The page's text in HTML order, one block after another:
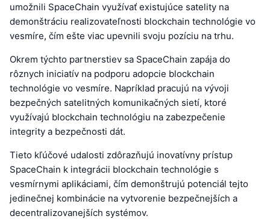
umožnili SpaceChain využívať existujúce satelity na
demonštráciu realizovateľnosti blockchain technológie vo
vesmíre, čím ešte viac upevnili svoju pozíciu na trhu.
Okrem týchto partnerstiev sa SpaceChain zapája do
rôznych iniciatív na podporu adopcie blockchain
technológie vo vesmíre. Napríklad pracujú na vývoji
bezpečných satelitných komunikačných sietí, ktoré
využívajú blockchain technológiu na zabezpečenie
integrity a bezpečnosti dát.
Tieto kľúčové udalosti zdôrazňujú inovatívny prístup
SpaceChain k integrácii blockchain technológie s
vesmírnymi aplikáciami, čím demonštrujú potenciál tejto
jedinečnej kombinácie na vytvorenie bezpečnejších a
decentralizovanejších systémov.